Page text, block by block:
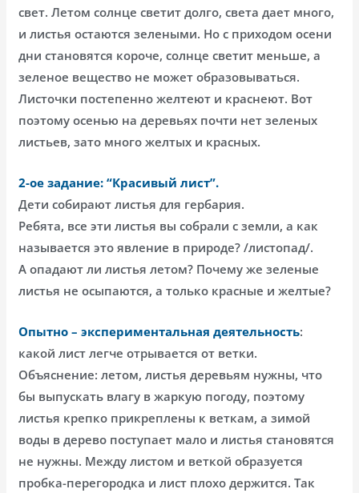
свет. Летом солнце светит долго, света дает много,
и листья остаются зелеными. Но с приходом осени
дни становятся короче, солнце светит меньше, а
зеленое вещество не может образовываться.
Листочки постепенно желтеют и краснеют. Вот
поэтому осенью на деревьях почти нет зеленых
листьев, зато много желтых и красных.
2-ое задание: “Красивый лист”.
Дети собирают листья для гербария.
Ребята, все эти листья вы собрали с земли, а как
называется это явление в природе? /листопад/.
А опадают ли листья летом? Почему же зеленые
листья не осыпаются, а только красные и желтые?
Опытно – экспериментальная деятельность:
какой лист легче отрывается от ветки.
Объяснение: летом, листья деревьям нужны, что
бы выпускать влагу в жаркую погоду, поэтому
листья крепко прикреплены к веткам, а зимой
воды в дерево поступает мало и листья становятся
не нужны. Между листом и веткой образуется
пробка-перегородка и лист плохо держится. Так